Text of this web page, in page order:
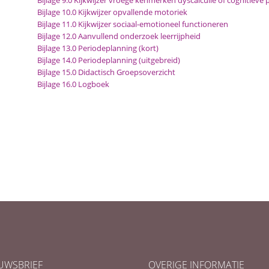
Bijlage 10.0 Kijkwijzer opvallende motoriek
Bijlage 11.0 Kijkwijzer sociaal-emotioneel functioneren
Bijlage 12.0 Aanvullend onderzoek leerrijpheid
Bijlage 13.0 Periodeplanning (kort)
Bijlage 14.0 Periodeplanning (uitgebreid)
Bijlage 15.0 Didactisch Groepsoverzicht
Bijlage 16.0 Logboek
OVERIGE INFORMATIE